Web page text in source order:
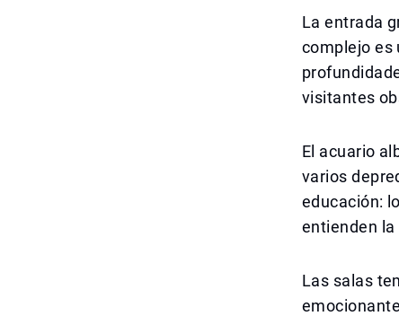
La entrada
complejo es
visitantes
El acuario
varios
educación:
entienden
Las salas